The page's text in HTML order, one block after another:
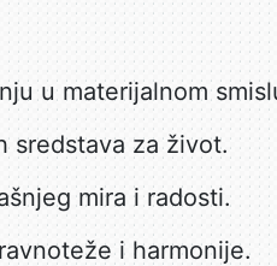
u materijalnom
sredstava za život.
mira i radosti.
i harmonije.